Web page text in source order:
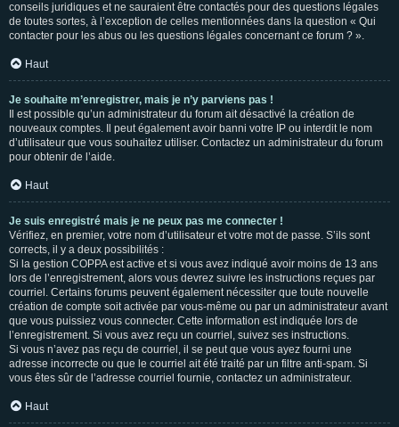
conseils juridiques et ne sauraient être contactés pour des questions légales
de toutes sortes, à l’exception de celles mentionnées dans la question « Qui
contacter pour les abus ou les questions légales concernant ce forum ? ».
Haut
Je souhaite m’enregistrer, mais je n’y parviens pas !
Il est possible qu’un administrateur du forum ait désactivé la création de
nouveaux comptes. Il peut également avoir banni votre IP ou interdit le nom
d’utilisateur que vous souhaitez utiliser. Contactez un administrateur du forum
pour obtenir de l’aide.
Haut
Je suis enregistré mais je ne peux pas me connecter !
Vérifiez, en premier, votre nom d’utilisateur et votre mot de passe. S’ils sont
corrects, il y a deux possibilités :
Si la gestion COPPA est active et si vous avez indiqué avoir moins de 13 ans
lors de l’enregistrement, alors vous devrez suivre les instructions reçues par
courriel. Certains forums peuvent également nécessiter que toute nouvelle
création de compte soit activée par vous-même ou par un administrateur avant
que vous puissiez vous connecter. Cette information est indiquée lors de
l’enregistrement. Si vous avez reçu un courriel, suivez ses instructions.
Si vous n’avez pas reçu de courriel, il se peut que vous ayez fourni une
adresse incorrecte ou que le courriel ait été traité par un filtre anti-spam. Si
vous êtes sûr de l’adresse courriel fournie, contactez un administrateur.
Haut